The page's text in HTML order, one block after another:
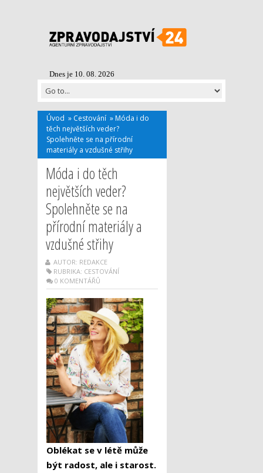
Dnes je 10. 08. 2026
Úvod » Cestování » Móda i do
těch největších veder?
Spolehněte se na přírodní
materiály a vzdušné střihy
Móda i do těch
největších veder?
Spolehněte se na
přírodní materiály a
vzdušné střihy
AUTOR: REDAKCE
RUBRIKA: CESTOVÁNÍ
0 KOMENTÁŘŮ
Oblékat se v létě může
být radost, ale i starost.